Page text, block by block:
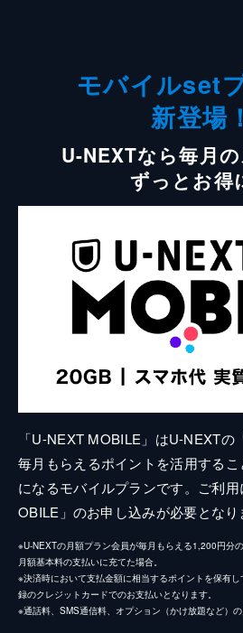
モバイルset
新登場！
U-NEXTなら毎月
ずっとお得
「U-NEXT MOBILE」はU-NEXT
毎月もらえるポイントを活用する
になるモバイルプランです。ご利
OBILE」のお申し込みが必要となり
※U-NEXTの月額プラン会員が毎月もらえる1,200円分
月額基本料の支払いに充てた場合。
※決済時において支払金額に相当するポイントを保有
録のクレジットカードでのお支払いとなります。
※通話料、SMS通信料、オプション（かけ放題など）の